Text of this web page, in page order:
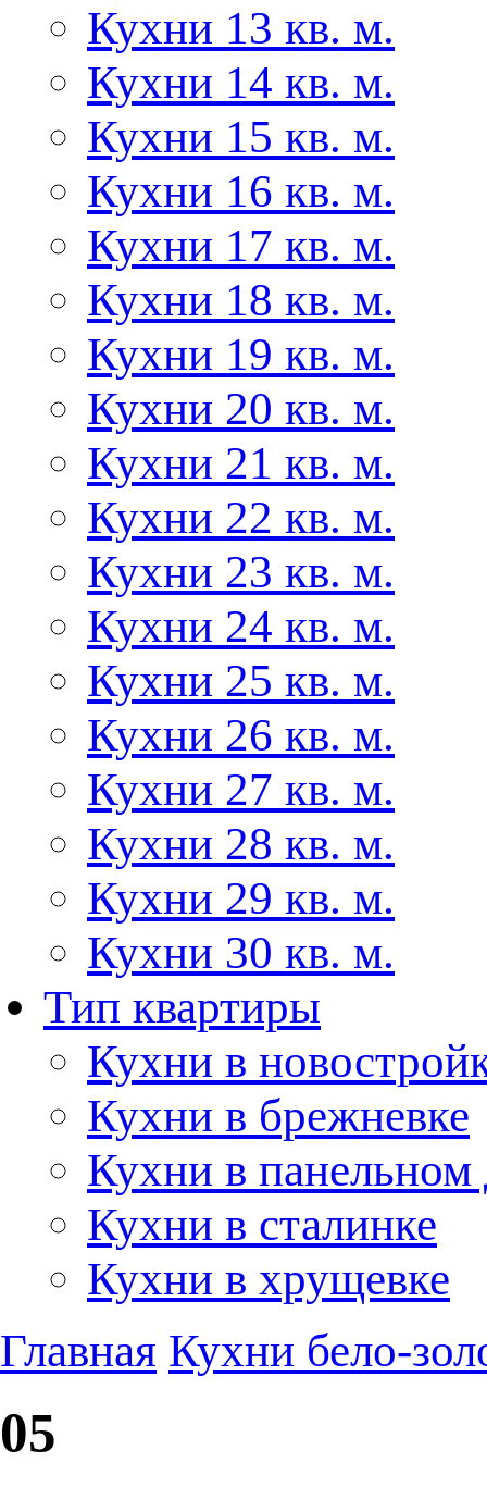
Кухни 13 кв. м.
Кухни 14 кв. м.
Кухни 15 кв. м.
Кухни 16 кв. м.
Кухни 17 кв. м.
Кухни 18 кв. м.
Кухни 19 кв. м.
Кухни 20 кв. м.
Кухни 21 кв. м.
Кухни 22 кв. м.
Кухни 23 кв. м.
Кухни 24 кв. м.
Кухни 25 кв. м.
Кухни 26 кв. м.
Кухни 27 кв. м.
Кухни 28 кв. м.
Кухни 29 кв. м.
Кухни 30 кв. м.
Тип квартиры
Кухни в
Кухни в брежневке
Кухни в панельном
Кухни в сталинке
Кухни в хрущевке
Главная Кухни бело-
05